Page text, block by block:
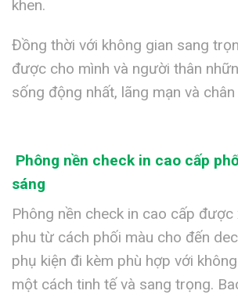
khen.
Đồng thời với không gian sang
được cho mình và người thân
sống động nhất, lãng mạn và
Phông nền check in cao cấp
sáng
Phông nền check in cao cấp
phu từ cách phối màu cho đến
phụ kiện đi kèm phù hợp với
một cách tinh tế và sang trọng.